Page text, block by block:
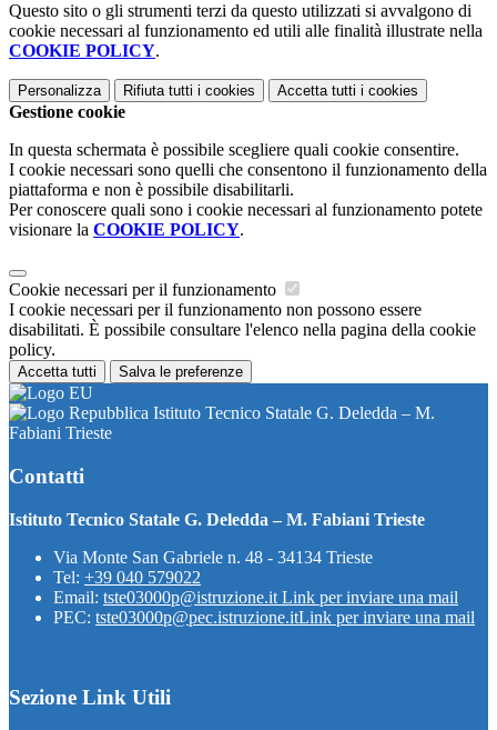
Questo sito o gli strumenti terzi da questo utilizzati si avvalgono di
cookie necessari al funzionamento ed utili alle finalità illustrate nella
COOKIE POLICY.
Personalizza Rifiuta tutti i cookies Accetta tutti i cookies
Gestione cookie
In questa schermata è possibile scegliere quali cookie consentire.
I cookie necessari sono quelli che consentono il funzionamento della
piattaforma e non è possibile disabilitarli.
Per conoscere quali sono i cookie necessari al funzionamento potete
visionare la COOKIE POLICY.
Cookie necessari per il funzionamento
I cookie necessari per il funzionamento non possono essere
disabilitati. È possibile consultare l'elenco nella pagina della cookie
policy.
Accetta tutti Salva le preferenze
Istituto Tecnico Statale G. Deledda – M.
Fabiani Trieste
Contatti
Istituto Tecnico Statale G. Deledda – M. Fabiani Trieste
Via Monte San Gabriele n. 48 - 34134 Trieste
Tel: +39 040 579022
Email: tste03000p@istruzione.it Link per inviare una mail
PEC: tste03000p@pec.istruzione.itLink per inviare una mail
Sezione Link Utili